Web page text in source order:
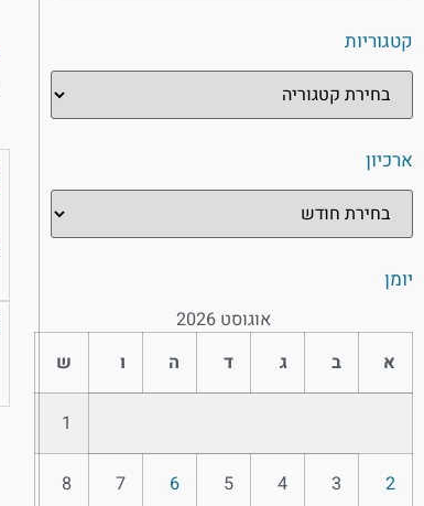
קטגוריות
ארכיון
יומן
אוגוסט 2026
א
ב ג ד ה ו ש
1
2
3
4
5
6
7
8